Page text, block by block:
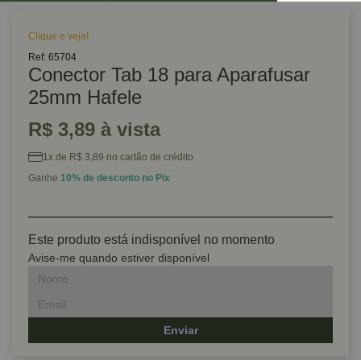
Clique e veja!
Ref: 65704
Conector Tab 18 para Aparafusar
25mm Hafele
R$ 3,89 à vista
1x de R$ 3,89 no cartão de crédito
Ganhe 10% de desconto no Pix
Este produto está indisponível no momento
Avise-me quando estiver disponível
Enviar